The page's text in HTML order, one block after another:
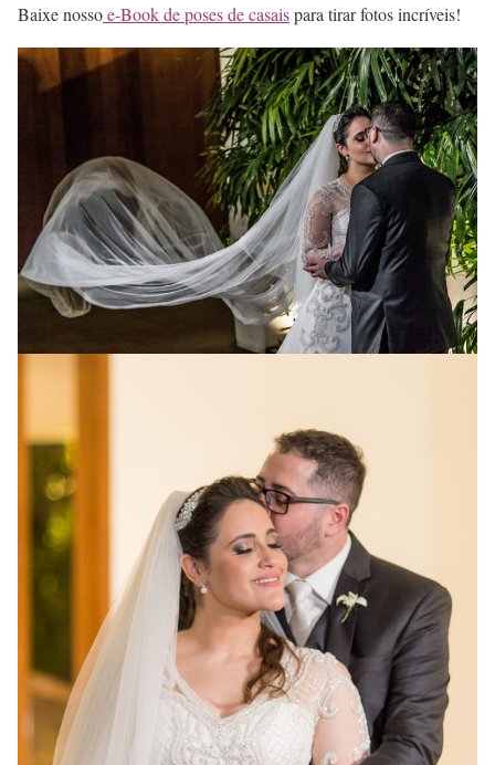
Baixe nossoe-Book deposes de casaispara tirar fotos incríveis!